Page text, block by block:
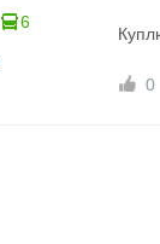
6
0